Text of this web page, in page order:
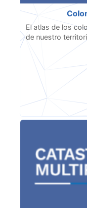
El atlas de los
de nuestro